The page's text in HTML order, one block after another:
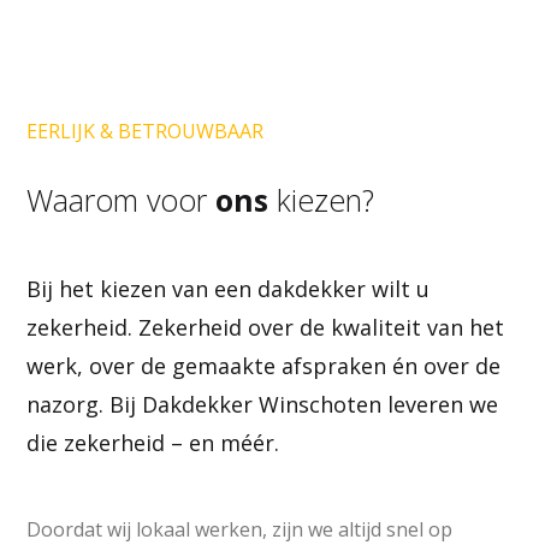
EERLIJK & BETROUWBAAR
Waarom voor ons kiezen?
Bij het kiezen van een dakdekker wilt u
zekerheid. Zekerheid over de kwaliteit van het
werk, over de gemaakte afspraken én over de
nazorg. Bij Dakdekker Winschoten leveren we
die zekerheid – en méér.
Doordat wij lokaal werken, zijn we altijd snel op